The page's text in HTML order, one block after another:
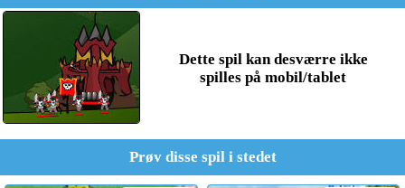
Dette spil kan desværre ikke
spilles på mobil/tablet
Prøv disse spil i stedet